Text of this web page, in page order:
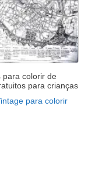
para colorir de
para crianças
para colorir